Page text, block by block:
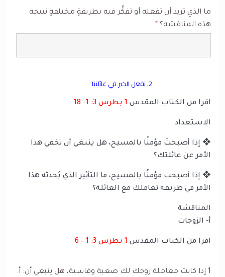
ما الذي تريد أن تفعله أو تفكِّر فيه بطريقةٍ مختلفةٍ نتيجة
هذه المناقشة؟ *
اقرا من الكتاب المقدس 1 بطرس 3: 1- 18
الاستعداد
❖ إذا أصبحتَ مؤمنًا بالمسيح، هل ينبغي أن تخفي هذا
الأمر عن عائلتك؟
❖ إذا أصبحت مؤمنًا بالمسيح، ما التأثير الذي يُحدثه هذا
الأمر في طريقة تعاملك مع العائلة؟
المناقشة
أ- الزوجات
اقرا من الكتاب المقدس 1 بطرس 3: 1 – 6
1 إذا كانت معاملة زوجك لك صعبة وقاسية، هل ينبغي أن: أ‌.